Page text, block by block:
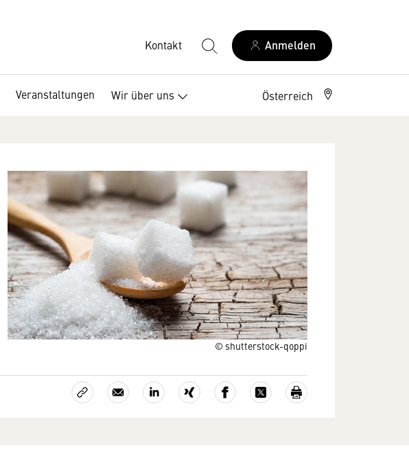
Kontakt Anmelden
Veranstaltungen Wir über uns Österreich
© shutterstock-qoppi